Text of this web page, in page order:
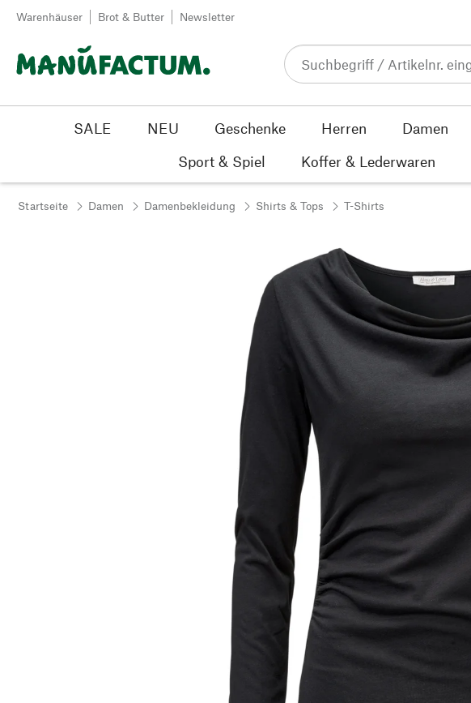
Zum Inhalt springen
Warenhäuser Brot & Butter Newsletter
SALE NEU Geschenke Herren Damen
Sport & Spiel
Koffer & Lederwaren
Startseite Damen Damenbekleidung Shirts & Tops T-Shirts